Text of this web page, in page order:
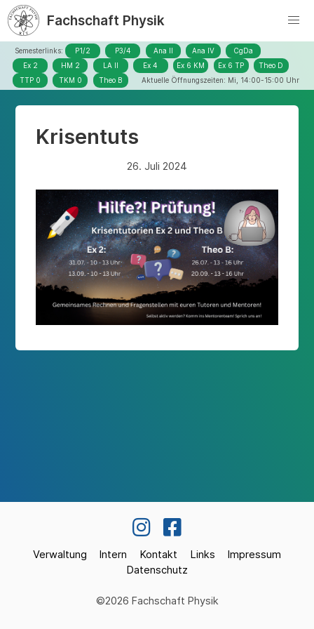
Fachschaft Physik
Semesterlinks: P1/2 P3/4 Ana II Ana IV
CgDa
Ex 2
HM 2 LA II Ex 4 Ex 6 KM Ex 6 TP
Theo D
TTP 0
TKM 0 Theo B Aktuelle Öffnungszeiten: Mi, 14:00-15:00 Uhr
Krisentuts
26. Juli 2024
Verwaltung Intern Kontakt Links
Impressum
Datenschutz
©2026 Fachschaft Physik